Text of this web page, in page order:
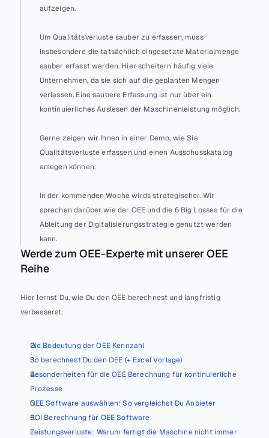
aufzeigen.
Um Qualitätsverluste sauber zu erfassen, muss
insbesondere die tatsächlich eingesetzte Materialmenge
sauber erfasst werden. Hier scheitern häufig viele
Unternehmen, da sie sich auf die geplanten Mengen
verlassen. Eine saubere Erfassung ist nur über ein
kontinuierliches Auslesen der Maschinenleistung möglich.
Gerne zeigen wir Ihnen in einer Demo, wie Sie
Qualitätsverluste erfassen und einen Ausschusskatalog
anlegen können.
In der kommenden Woche wirds strategischer. Wir
sprechen darüber wie der OEE und die 6 Big Losses für die
Ableitung der Digitalisierungsstrategie genutzt werden
kann.
Werde zum OEE-Experte mit unserer OEE
Reihe
Hier lernst Du, wie Du den OEE berechnest und langfristig
verbesserst.
Die Bedeutung der OEE Kennzahl
So berechnest Du den OEE (+ Excel Vorlage)
Besonderheiten für die OEE Berechnung für kontinuierliche
Prozesse
OEE Software auswählen: So vergleichst Du Anbieter
ROI Berechnung für OEE Software
Leistungsverluste: Warum fertigt die Maschine nicht immer